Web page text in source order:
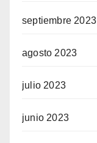
septiembre 2023
agosto 2023
julio 2023
junio 2023